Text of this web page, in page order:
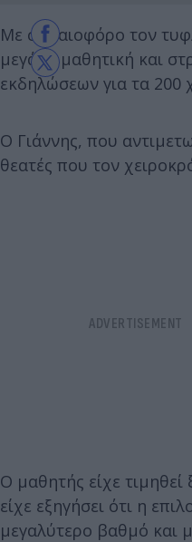
Με σημαιοφόρο τον
μεγάλη μαθητική και
εκδηλώσεων για τα 200
Ο Γιάννης, που
θεατές που τον
Ο μαθητής είχε
είχε εξηγήσει ότι η
μεγαλύτερο βαθμό και